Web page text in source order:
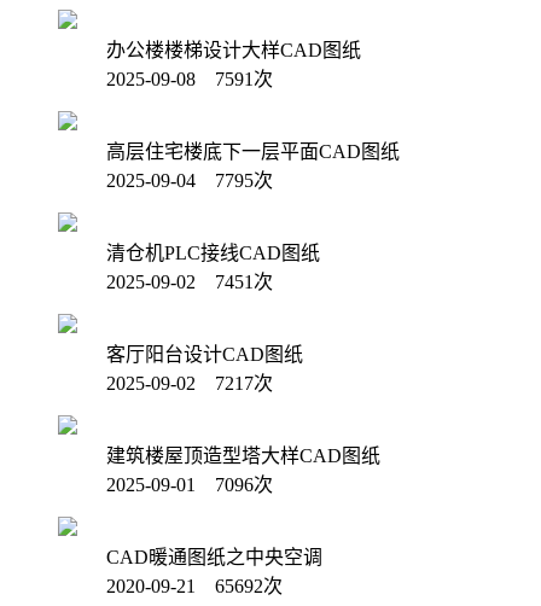
办公楼楼梯设计大样CAD图纸
2025-09-08 7591次
高层住宅楼底下一层平面CAD图纸
2025-09-04 7795次
清仓机PLC接线CAD图纸
2025-09-02 7451次
客厅阳台设计CAD图纸
2025-09-02 7217次
建筑楼屋顶造型塔大样CAD图纸
2025-09-01 7096次
CAD暖通图纸之中央空调
2020-09-21 65692次